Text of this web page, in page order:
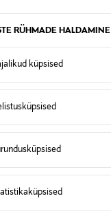
RÜHMADE HALDAMINE
küpsised
KA